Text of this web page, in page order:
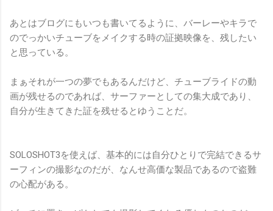
あとはブログにもいつも書いてるように、バーレーやキラで
のでっかいチューブをメイクする時の証拠映像を、残したい
と思っている。
まぁそれが一つの夢でもあるんだけど、チューブライドの動
画が残せるのであれば、サーファーとしての集大成であり、
自分が生きてきた証を残せるとゆうことだ。
SOLOSHOT3を使えば、基本的には自分ひとりで完結できるサ
ーフィンの撮影なのだが、なんせ高価な製品であるので盗難
の心配がある。